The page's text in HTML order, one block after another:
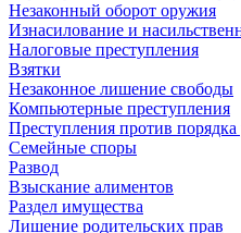
Незаконный оборот оружия
Изнасилование и
Налоговые преступления
Взятки
Незаконное лишение свободы
Компьютерные преступления
Преступления против порядка
Семейные споры
Развод
Взыскание алиментов
Раздел имущества
Лишение родительских прав